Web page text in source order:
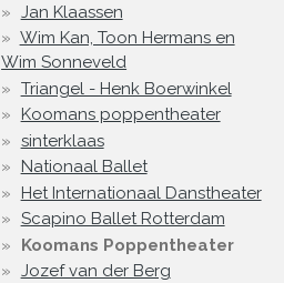
Jan Klaassen
Wim Kan, Toon Hermans en
Wim Sonneveld
Triangel - Henk Boerwinkel
Koomans poppentheater
sinterklaas
Nationaal Ballet
Het Internationaal Danstheater
Scapino Ballet Rotterdam
Koomans Poppentheater
Jozef van der Berg